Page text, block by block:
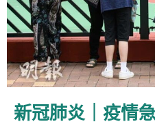
新冠肺炎｜疫情